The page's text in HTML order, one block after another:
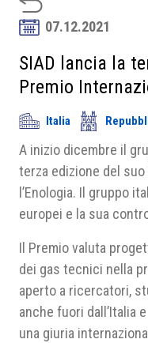
Sviluppo Mercato
Soci
Partner
Progetti
Area riservata
07.12.2021
SIAD lancia la
Premio
Italia
A inizio dicembre il
terza edizione del
l’Enologia. Il gruppo
europei e la sua
Il Premio valuta
dei gas tecnici nella
aperto a ricercatori,
anche fuori dall’Italia
una giuria